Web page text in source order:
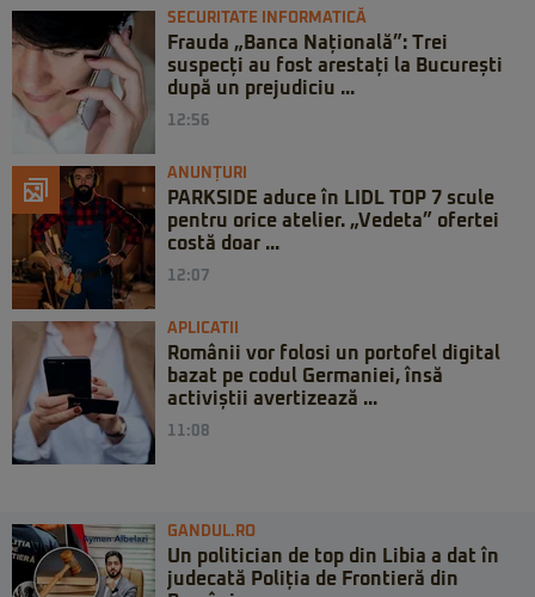
SECURITATE INFORMATICĂ
Frauda „Banca Națională”: Trei
suspecți au fost arestați la București
după un prejudiciu ...
12:56
ANUNȚURI
PARKSIDE aduce în LIDL TOP 7 scule
pentru orice atelier. „Vedeta” ofertei
costă doar ...
12:07
APLICATII
Românii vor folosi un portofel digital
bazat pe codul Germaniei, însă
activiștii avertizează ...
11:08
GANDUL.RO
Un politician de top din Libia a dat în
judecată Poliția de Frontieră din